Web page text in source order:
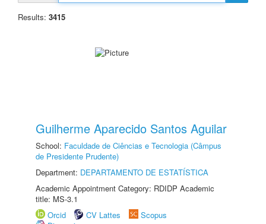
Results: 3415
Guilherme Aparecido Santos Aguilar
School: Faculdade de Ciências e Tecnologia (Câmpus
de Presidente Prudente)
Department: DEPARTAMENTO DE ESTATÍSTICA
Academic Appointment Category: RDIDP Academic
title: MS-3.1
Orcid
CV Lattes
Scopus